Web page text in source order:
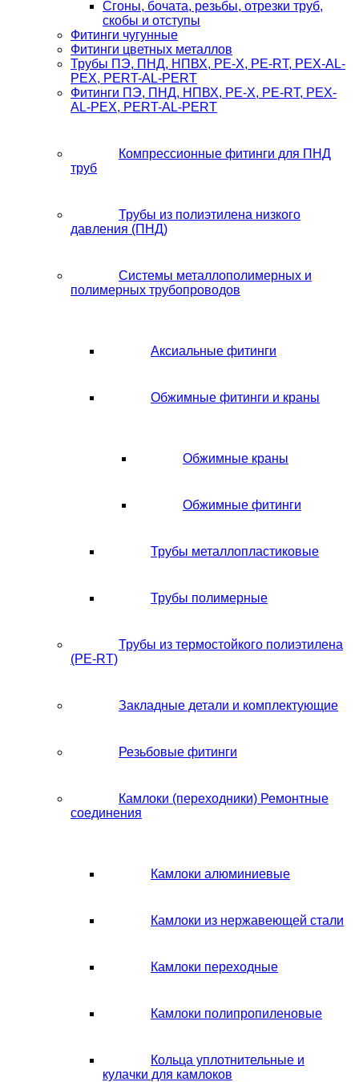
Сгоны, бочата, резьбы, отрезки труб,
скобы и отступы
Фитинги чугунные
Фитинги цветных металлов
Трубы ПЭ, ПНД, НПВХ, PE-X, PE-RT, PEX-AL-
PEX, PERT-AL-PERT
Фитинги ПЭ, ПНД, НПВХ, PE-X, PE-RT, PEX-
AL-PEX, PERT-AL-PERT
Компрессионные фитинги для ПНД
труб
Трубы из полиэтилена низкого
давления (ПНД)
Системы металлополимерных и
полимерных трубопроводов
Аксиальные фитинги
Обжимные фитинги и краны
Обжимные краны
Обжимные фитинги
Трубы металлопластиковые
Трубы полимерные
Трубы из термостойкого полиэтилена
(PE-RT)
Закладные детали и комплектующие
Резьбовые фитинги
Камлоки (переходники) Ремонтные
соединения
Камлоки алюминиевые
Камлоки из нержавеющей стали
Камлоки переходные
Камлоки полипропиленовые
Кольца уплотнительные и
кулачки для камлоков